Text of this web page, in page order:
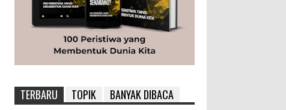
TERBARU TOPIK BANYAK DIBACA